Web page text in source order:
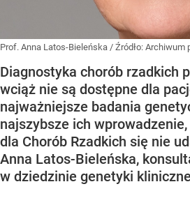
Prof. Anna Latos-Bieleńska / Źródło: Archiwum
Diagnostyka chorób rzadkich
wciąż nie są dostępne dla
najważniejsze badania
najszybsze ich
dla Chorób Rzadkich się nie
Anna Latos-Bieleńska,
w dziedzinie genetyki